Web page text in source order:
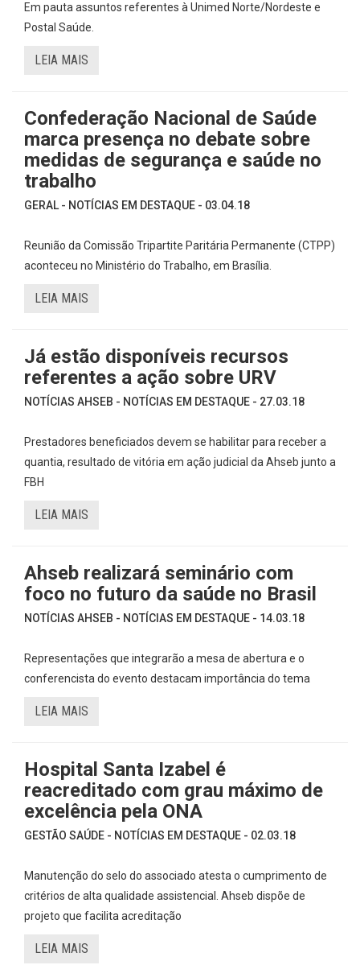
Em pauta assuntos referentes à Unimed Norte/Nordeste e
Postal Saúde.
LEIA MAIS
Confederação Nacional de Saúde
marca presença no debate sobre
medidas de segurança e saúde no
trabalho
GERAL - NOTÍCIAS EM DESTAQUE - 03.04.18
Reunião da Comissão Tripartite Paritária Permanente (CTPP)
aconteceu no Ministério do Trabalho, em Brasília.
LEIA MAIS
Já estão disponíveis recursos
referentes a ação sobre URV
NOTÍCIAS AHSEB - NOTÍCIAS EM DESTAQUE - 27.03.18
Prestadores beneficiados devem se habilitar para receber a
quantia, resultado de vitória em ação judicial da Ahseb junto a
FBH
LEIA MAIS
Ahseb realizará seminário com
foco no futuro da saúde no Brasil
NOTÍCIAS AHSEB - NOTÍCIAS EM DESTAQUE - 14.03.18
Representações que integrarão a mesa de abertura e o
conferencista do evento destacam importância do tema
LEIA MAIS
Hospital Santa Izabel é
reacreditado com grau máximo de
excelência pela ONA
GESTÃO SAÚDE - NOTÍCIAS EM DESTAQUE - 02.03.18
Manutenção do selo do associado atesta o cumprimento de
critérios de alta qualidade assistencial. Ahseb dispõe de
projeto que facilita acreditação
LEIA MAIS